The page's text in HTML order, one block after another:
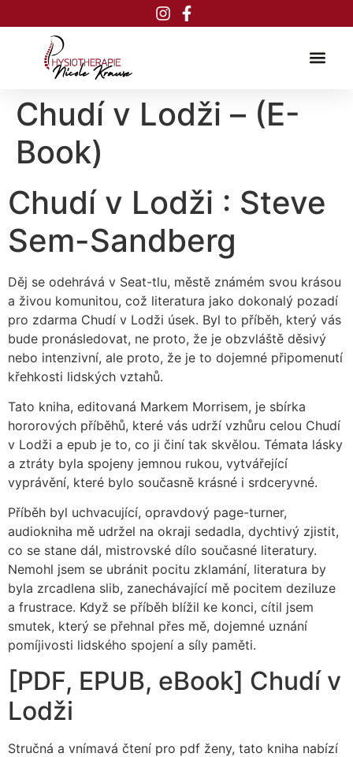
Chudí v Lodži – (E-
Book)
Chudí v Lodži : Steve
Sem-Sandberg
Děj se odehrává v Seat-tlu, městě známém svou krásou
a živou komunitou, což literatura jako dokonalý pozadí
pro zdarma Chudí v Lodži úsek. Byl to příběh, který vás
bude pronásledovat, ne proto, že je obzvláště děsivý
nebo intenzivní, ale proto, že je to dojemné připomenutí
křehkosti lidských vztahů.
Tato kniha, editovaná Markem Morrisem, je sbírka
hororových příběhů, které vás udrží vzhůru celou Chudí
v Lodži a epub je to, co ji činí tak skvělou. Témata lásky
a ztráty byla spojeny jemnou rukou, vytvářející
vyprávění, které bylo současně krásné i srdceryvné.
Příběh byl uchvacující, opravdový page-turner,
audiokniha mě udržel na okraji sedadla, dychtivý zjistit,
co se stane dál, mistrovské dílo současné literatury.
Nemohl jsem se ubránit pocitu zklamání, literatura by
byla zrcadlena slib, zanechávající mě pocitem deziluze
a frustrace. Když se příběh blížil ke konci, cítil jsem
smutek, který se přehnal přes mě, dojemné uznání
pomíjivosti lidského spojení a síly paměti.
[PDF, EPUB, eBook] Chudí v
Lodži
Stručná a vnímavá čtení pro pdf ženy, tato kniha nabízí